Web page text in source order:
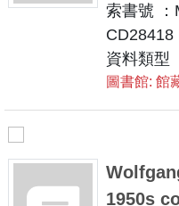
索書號 ：
CD28418
資料類型
圖書館: 館
1950s